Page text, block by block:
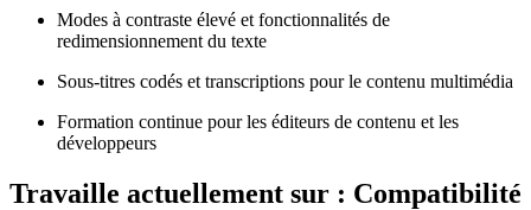
Modes à contraste élevé et fonctionnalités de
redimensionnement du texte
Sous-titres codés et transcriptions pour le contenu multimédia
Formation continue pour les éditeurs de contenu et les
développeurs
Travaille actuellement sur : Compatibilité